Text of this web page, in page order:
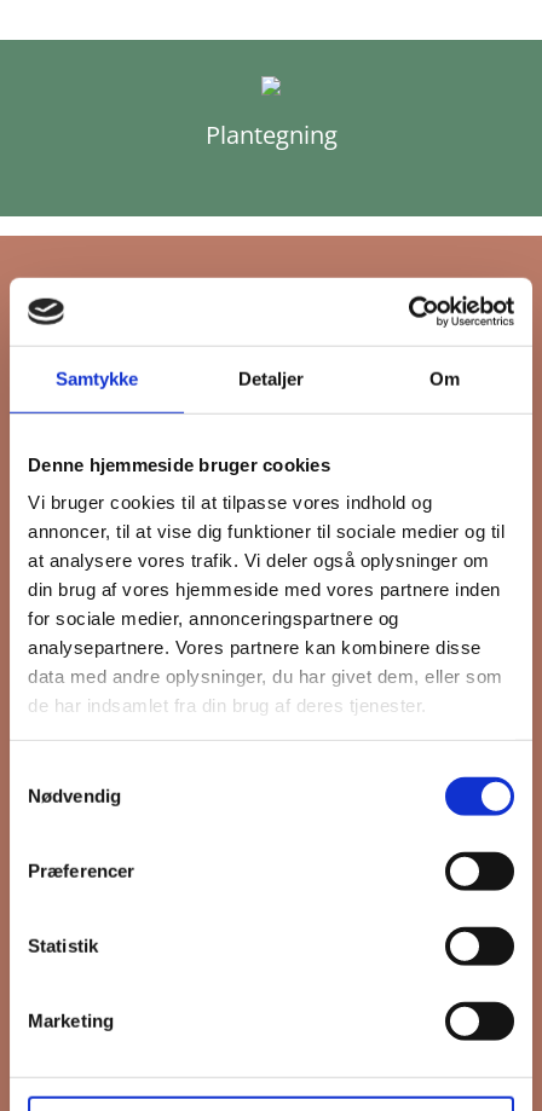
Samtykke Detaljer Om
Denne hjemmeside bruger cookies
Vi bruger cookies til at tilpasse vores indhold og
annoncer, til at vise dig funktioner til sociale medier og til
at analysere vores trafik. Vi deler også oplysninger om
din brug af vores hjemmeside med vores partnere inden
for sociale medier, annonceringspartnere og
analysepartnere. Vores partnere kan kombinere disse
data med andre oplysninger, du har givet dem, eller som
de har indsamlet fra din brug af deres tjenester.
Nødvendig
Præferencer
Statistik
Marketing
Plantegning
Tilmeld dig FB
nyhedsbrev
Hold dig opdateret på hvad der sker
på Grønttorvet. I vores nyhedsbrev
sender vi blandt andet invitation til
VIP Åbent Hus, når vi sætter nye
boliger til salg og udlejning, så du